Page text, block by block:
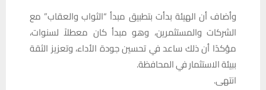
وأضاف أن الهيئة بدأت بتطبيق مبدأ “الثواب والعقاب” مع
الشركات والمستثمرين، وهو مبدأ كان معطلاً لسنوات،
مؤكدًا أن ذلك ساعد في تحسين جودة الأداء، وتعزيز الثقة
ببيئة الاستثمار في المحافظة.
انتهى.